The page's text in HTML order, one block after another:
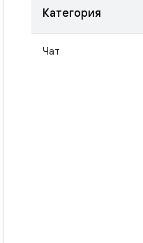
Категория
Чат